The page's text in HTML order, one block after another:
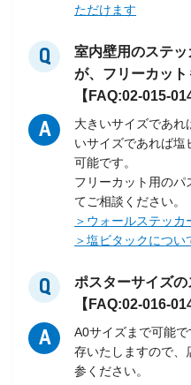
ただけます
Q
室内壁用のステ
が、フリーカッ
【FAQ:02-015-
A
大きいサイズであれ
いサイズであれば塩
可能です。
フリーカット用のパ
てご相談ください。
＞ウォールステッ
＞塩ビタックについ
Q
ポスターサイズ
【FAQ:02-016-
A
A0サイズまで可能
存いたしますので、
参ください。